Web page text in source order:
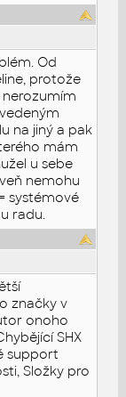
Od
protože
nerozumím
na jiný a pak
mám
u sebe
nemohu
systémové
radu.
značky v
onoho
SHX
support
Složky pro